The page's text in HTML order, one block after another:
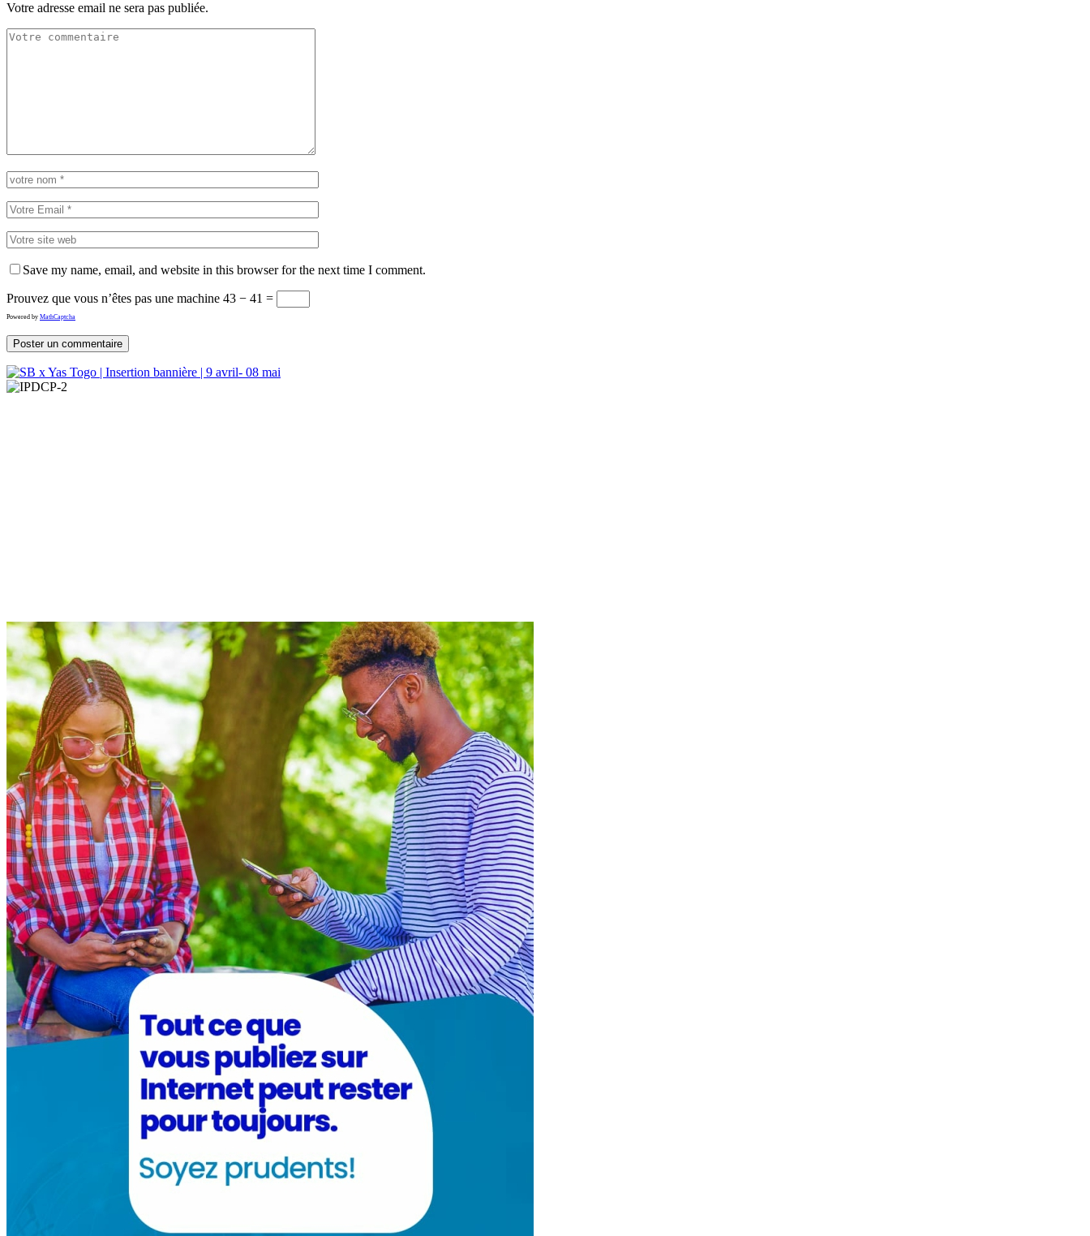
Votre adresse email ne sera pas publiée.
Save my name, email, and website in this browser for the next time I comment.
Prouvez que vous n’êtes pas une machine 43 − 41 =
Powered by MathCaptcha